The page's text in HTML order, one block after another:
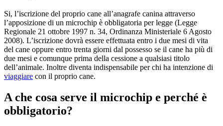
Si, l’iscrizione del proprio cane all’anagrafe canina attraverso
l’apposizione di un microchip è obbligatoria per legge (Legge
Regionale 21 ottobre 1997 n. 34, Ordinanza Ministeriale 6 Agosto
2008). L’iscrizione dovrà essere effettuata entro i due mesi di vita
del cane oppure entro trenta giorni dal possesso se il cane ha più di
due mesi e comunque prima della cessione a qualsiasi titolo
dell’animale. Inoltre diventa indispensabile per chi ha intenzione di
viaggiare con il proprio cane.
A che cosa serve il microchip e perché è
obbligatorio?